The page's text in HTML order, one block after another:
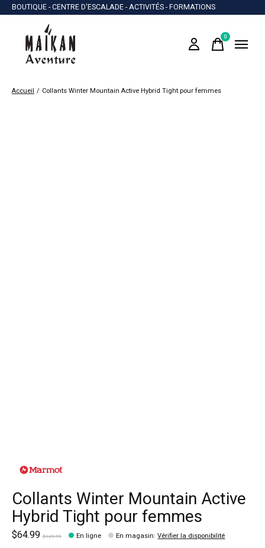
BOUTIQUE - CENTRE D'ESCALADE - ACTIVITÉS - FORMATIONS
0items
Accueil / Collants Winter Mountain Active Hybrid Tight pour femmes
Collants Winter Mountain Active
Hybrid Tight pour femmes
$64.99 $129.99 En ligne En magasin:Vérifier la disponibilité